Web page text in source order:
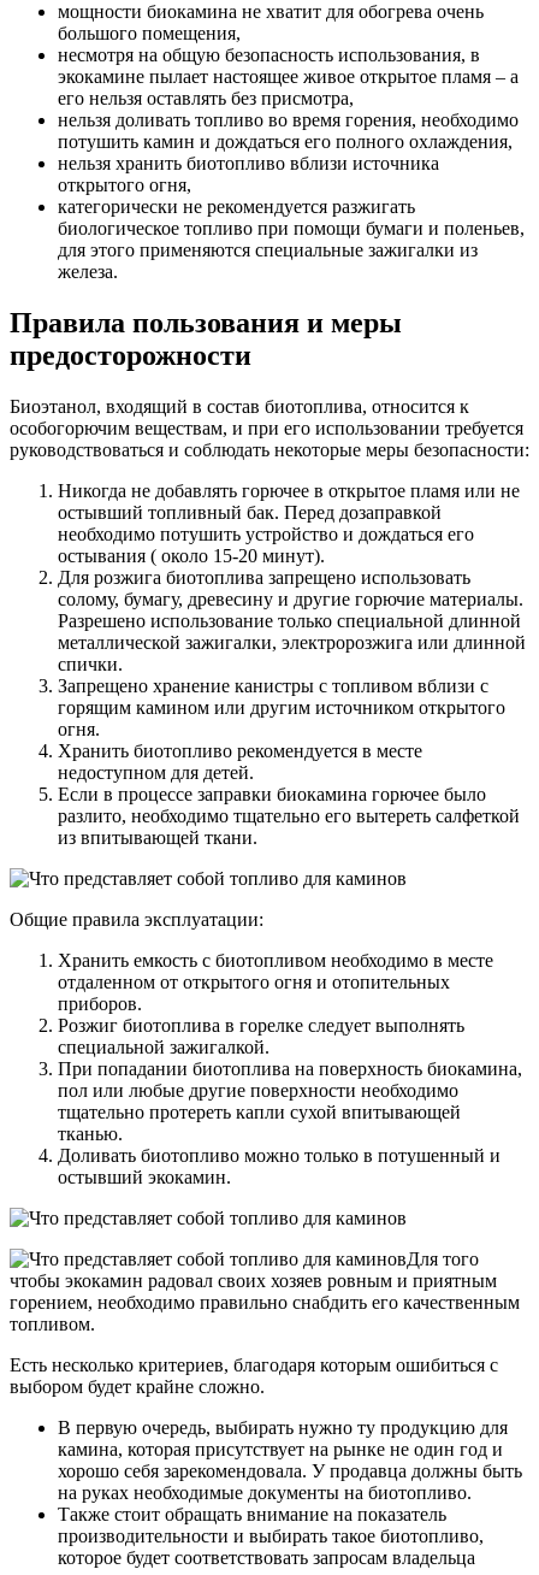
мощности биокамина не хватит для обогрева очень
большого помещения,
несмотря на общую безопасность использования, в
экокамине пылает настоящее живое открытое пламя – а
его нельзя оставлять без присмотра,
нельзя доливать топливо во время горения, необходимо
потушить камин и дождаться его полного охлаждения,
нельзя хранить биотопливо вблизи источника
открытого огня,
категорически не рекомендуется разжигать
биологическое топливо при помощи бумаги и поленьев,
для этого применяются специальные зажигалки из
железа.
Правила пользования и меры
предосторожности
Биоэтанол, входящий в состав биотоплива, относится к
особогорючим веществам, и при его использовании требуется
руководствоваться и соблюдать некоторые меры безопасности:
Никогда не добавлять горючее в открытое пламя или не
остывший топливный бак. Перед дозаправкой
необходимо потушить устройство и дождаться его
остывания ( около 15-20 минут).
Для розжига биотоплива запрещено использовать
солому, бумагу, древесину и другие горючие материалы.
Разрешено использование только специальной длинной
металлической зажигалки, электророзжига или длинной
спички.
Запрещено хранение канистры с топливом вблизи с
горящим камином или другим источником открытого
огня.
Хранить биотопливо рекомендуется в месте
недоступном для детей.
Если в процессе заправки биокамина горючее было
разлито, необходимо тщательно его вытереть салфеткой
из впитывающей ткани.
Общие правила эксплуатации:
Хранить емкость с биотопливом необходимо в месте
отдаленном от открытого огня и отопительных
приборов.
Розжиг биотоплива в горелке следует выполнять
специальной зажигалкой.
При попадании биотоплива на поверхность биокамина,
пол или любые другие поверхности необходимо
тщательно протереть капли сухой впитывающей
тканью.
Доливать биотопливо можно только в потушенный и
остывший экокамин.
Для того
чтобы экокамин радовал своих хозяев ровным и приятным
горением, необходимо правильно снабдить его качественным
топливом.
Есть несколько критериев, благодаря которым ошибиться с
выбором будет крайне сложно.
В первую очередь, выбирать нужно ту продукцию для
камина, которая присутствует на рынке не один год и
хорошо себя зарекомендовала. У продавца должны быть
на руках необходимые документы на биотопливо.
Также стоит обращать внимание на показатель
производительности и выбирать такое биотопливо,
которое будет соответствовать запросам владельца